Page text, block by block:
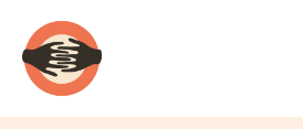
contenido